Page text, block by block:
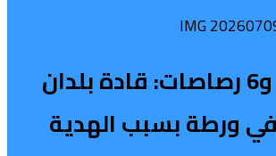
مسدس و6 رصاصات: قادة بلدان
في ورطة بسبب الهدية